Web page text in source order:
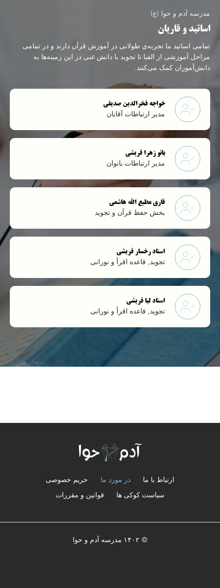
مدرسه آدم و حوا (ع)
اساتید و قاریان
تمامی اساتید ما تجربه‌ی طولانی در آموزش قرآن دارند و در تمامی
مراحل آموزشی از الفبا تا تجوید با دانش غنی در این زمینه‌ها به
دانش‌آموزان کمک می‌کنند.
خواجه فخرالدین صدیقی
مدیر ارتباطات آقایان
بانو زهرا قریشی
مدیر ارتباطات بانوان
قاری مطیع الله هاشمی
بخش حفظ قرآن و تجوید
استاد رخسار قریشی
تجوید, قاعده اقرأ و نورانی
استاد لیا قریشی
تجوید, قاعده اقرأ و نورانی
ارتباط با ما در مورد ما
حریم خصوصی
سیاست کوکی ها
قوانین و مقررات
© ۱۴۰۲ مدرسه آدم و حوا